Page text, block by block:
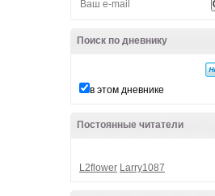
Поиск по дневнику
в этом дневнике
Постоянные читатели
L2flower Larry1087